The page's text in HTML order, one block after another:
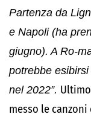
Partenza da
e Napoli (ha
giugno). A Ro-
potrebbe
nel 2022”.
messo le